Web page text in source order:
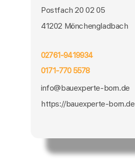
Postfach 20 02 05
41202 Mönchengladbach
02761-9419934
0171-770 5578
info@bauexperte-born.de
https://bauexperte-born.de